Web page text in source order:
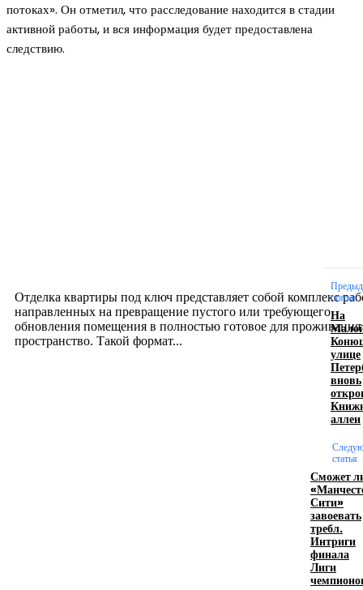
потоках». Он отметил, что расследование находится в стадии
активной работы, и вся информация будет предоставлена
следствию.
Отделка квартиры под ключ представляет собой комплекс
направленных на превращение пустого или требующего
обновления помещения в полностью готовое для проживания
пространство. Такой формат...
логотипом: эффективный инструмент бренда
Девушка в бокале: легендарный номер бурлеска
статья
На
улице
вновь
аллеи
статья
Сможет
Сити»
завоевать
требл.
Интриги
финала
Лиги